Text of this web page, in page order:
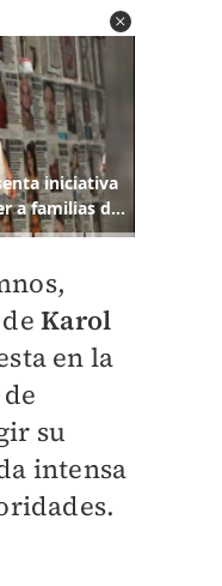
deKarol
en la
su
intensa